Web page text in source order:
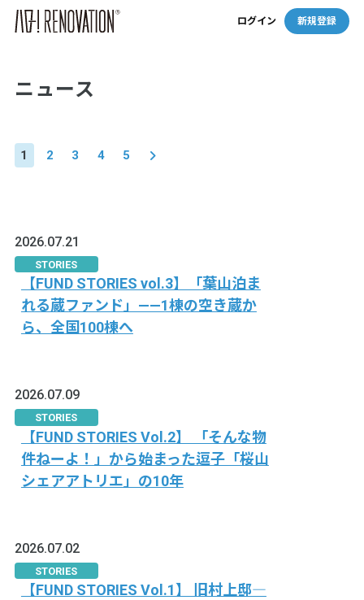
ログイン 新規登録
ニュース
1 2 3 4 5
2026.07.21
STORIES
【FUND STORIES vol.3】「葉山泊ま
れる蔵ファンド」——1棟の空き蔵か
ら、全国100棟へ
2026.07.09
STORIES
【FUND STORIES Vol.2】 「そんな物
件ねーよ！」から始まった逗子「桜山
シェアアトリエ」の10年
2026.07.02
STORIES
【FUND STORIES Vol.1】 旧村上邸―